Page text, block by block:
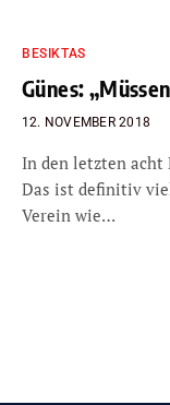
BESIKTAS
Günes:
12. NOVEMBER 2018
In den letzten acht
Das ist definitiv
Verein wie…